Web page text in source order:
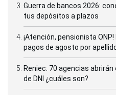
Guerra de bancos 2026:
tus depósitos a plazos
¡Atención, pensionista
pagos de agosto por
Reniec: 70 agencias
de DNI ¿cuáles son?